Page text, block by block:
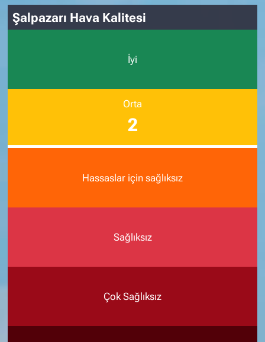
Şalpazarı Hava Kalitesi
İyi
Orta
2
Hassaslar için sağlıksız
Sağlıksız
Çok Sağlıksız